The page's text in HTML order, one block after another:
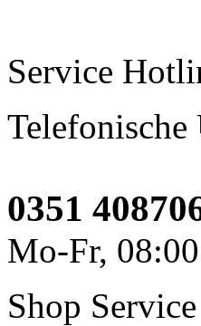
Service
0351
Mo-Fr,
Shop Service